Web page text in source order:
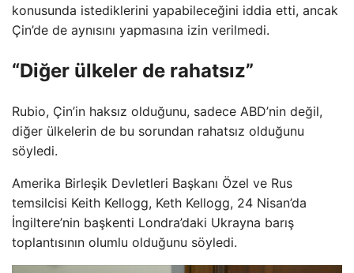
konusunda istediklerini yapabileceğini iddia etti, ancak
Çin’de de aynısını yapmasına izin verilmedi.
“Diğer ülkeler de rahatsız”
Rubio, Çin’in haksız olduğunu, sadece ABD’nin değil,
diğer ülkelerin de bu sorundan rahatsız olduğunu
söyledi.
Amerika Birleşik Devletleri Başkanı Özel ve Rus
temsilcisi Keith Kellogg, Keth Kellogg, 24 Nisan’da
İngiltere’nin başkenti Londra’daki Ukrayna barış
toplantısının olumlu olduğunu söyledi.